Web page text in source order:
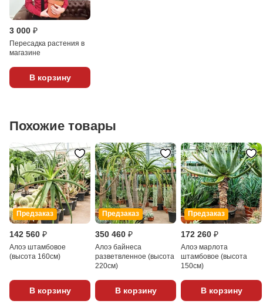
3 000 ₽
Пересадка растения в
магазине
В корзину
Похожие товары
Предзаказ
142 560 ₽
Алоэ штамбовое
(высота 160см)
В корзину
Предзаказ
350 460 ₽
Алоэ байнеса
разветвленное (высота
220см)
В корзину
Предзаказ
172 260 ₽
Алоэ марлота
штамбовое (высота
150см)
В корзину